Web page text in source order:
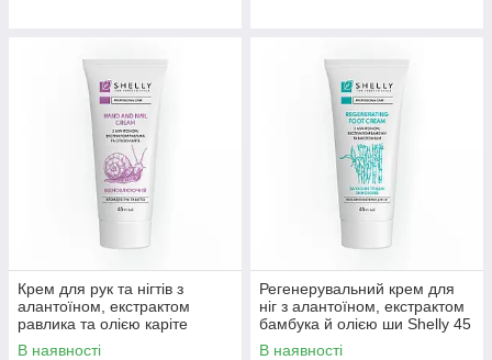
Крем для рук та нігтів з
алантоїном, екстрактом
равлика та олією каріте
Shelly 45 мл
В наявності
Регенерувальний крем для
ніг з алантоїном, екстрактом
бамбука й олією ши Shelly 45
мл
В наявності